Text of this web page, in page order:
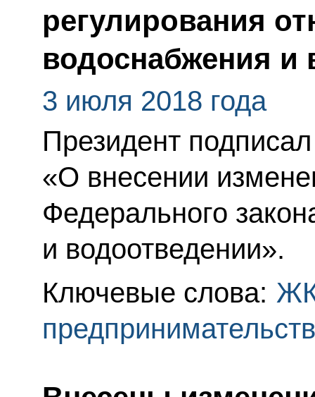
регулирования
водоснабжения и
3 июля 2018 года
Президент
«О внесении
Федерального
и водоотведении».
Ключевые слова: